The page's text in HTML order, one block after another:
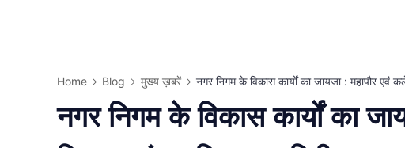
Home Blog मुख्य ख़बरें नगर निगम के विकास कार्यों का जायजा : महापौर एवं
नगर निगम के विकास कार्यों का